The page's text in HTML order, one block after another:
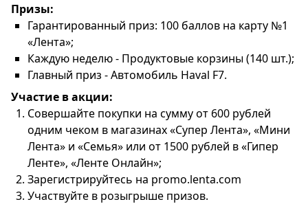
Призы:
Гарантированный приз: 100 баллов на карту №1
«Лента»;
Каждую неделю - Продуктовые корзины (140 шт.);
Главный приз - Автомобиль Haval F7.
Участие в акции:
Совершайте покупки на сумму от 600 рублей
одним чеком в магазинах «Супер Лента», «Мини
Лента» и «Семья» или от 1500 рублей в «Гипер
Ленте», «Ленте Онлайн»;
Зарегистрируйтесь на promo.lenta.com
Участвуйте в розыгрыше призов.